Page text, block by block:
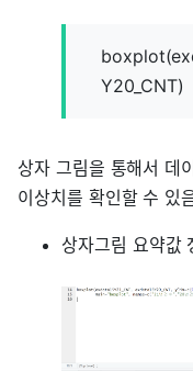
Y20_CNT)
상자 그림을 통해서 데
이상치를 확인할 수 있
상자그림 요약값